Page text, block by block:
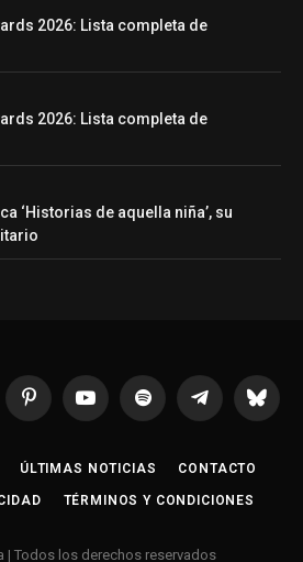
2026: Lista completa de
2026: Lista completa de
‘Historias de aquella niña’, su
PinterestYouTubeSpotify Telegrama
ÚLTIMAS NOTICIAS CONTACTO
TÉRMINOS Y CONDICIONES
| Todos los derechos reservados